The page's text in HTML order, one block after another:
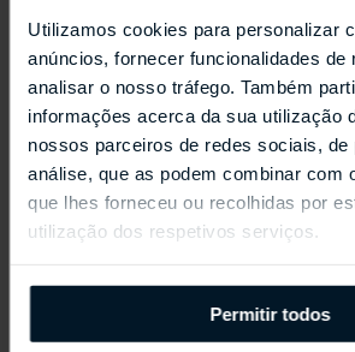
Utilizamos cookies para personalizar
anúncios, fornecer funcionalidades de
analisar o nosso tráfego. Também
informações acerca da sua utilização
nossos parceiros de redes sociais, de
análise, que as podem combinar com
que lhes forneceu ou recolhidas por
utilização dos respetivos serviços.
Permitir todos
MONTBLANC
Esferográfica Writers
Edition Homage to Jane
Austen Limited Edition
Fineliner
€620,00